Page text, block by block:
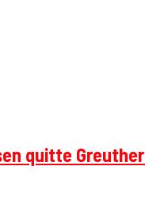
quitte